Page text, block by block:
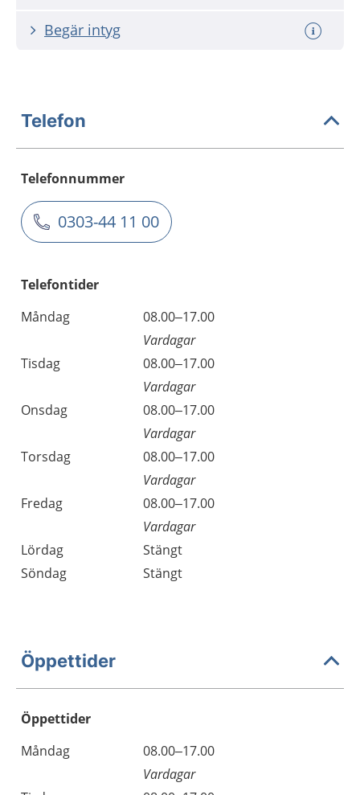
Begär intyg
Telefon
Telefonnummer
0303-44 11 00
Telefontider
Måndag
08.00–17.00
Vardagar
Tisdag
08.00–17.00
Vardagar
Onsdag
08.00–17.00
Vardagar
Torsdag
08.00–17.00
Vardagar
Fredag
08.00–17.00
Vardagar
Lördag
Stängt
Söndag
Stängt
Öppettider
Öppettider
Dag
Öppettider
Kommentarer
Måndag
08.00–17.00
Vardagar